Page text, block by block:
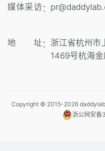
媒体采访 ：
地 址 ： 浙江省杭州市
1469号杭海
Copyright © 2015-2026
浙公网安